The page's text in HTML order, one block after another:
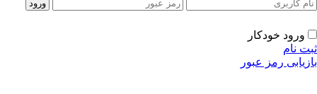
ورود خودکار
نام
رمز عبور